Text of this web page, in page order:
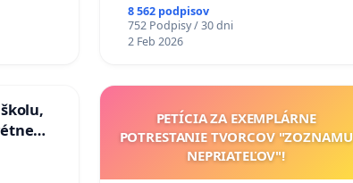
8 562 podpisov
752 Podpisy / 30 dni
2 Feb 2026
v
PETÍCIA ZA EXEMPLÁRNE
POTRESTANIE TVORCOV "ZOZNAMU
NEPRIATEĽOV"!